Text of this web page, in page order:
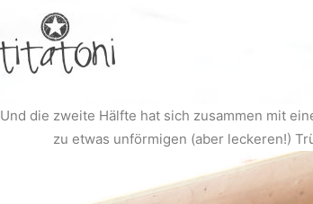
Und die zweite Hälfte hat sich zusammen mit
zu etwas unförmigen (aber leckeren!)